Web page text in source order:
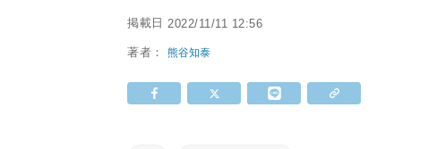
掲載日 2022/11/11 12:56
著者：熊谷知泰